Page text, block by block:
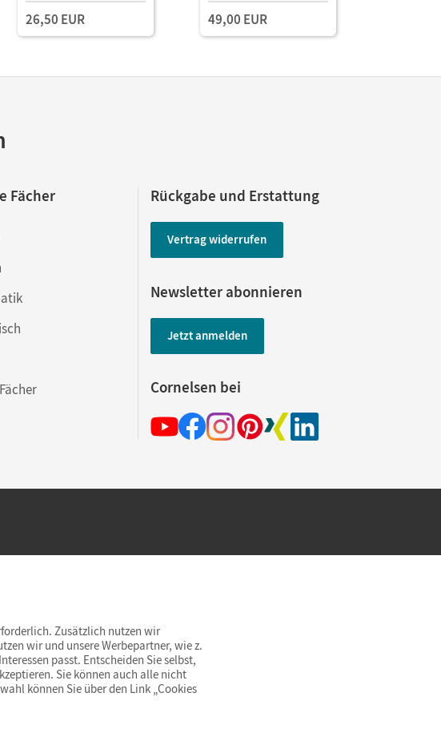
26,50 EUR 49,00 EUR
Fächer Rückgabe und Erstattung
Vertrag widerrufen
Newsletter abonnieren
Jetzt anmelden
Cornelsen bei
wir versandkostenfrei innerhalb Deutschlands
Zusätzlich nutzen wir
wir und unsere Werbepartner, wie z.
passt. Entscheiden Sie selbst,
Sie können auch alle nicht
können Sie über den Link „Cookies